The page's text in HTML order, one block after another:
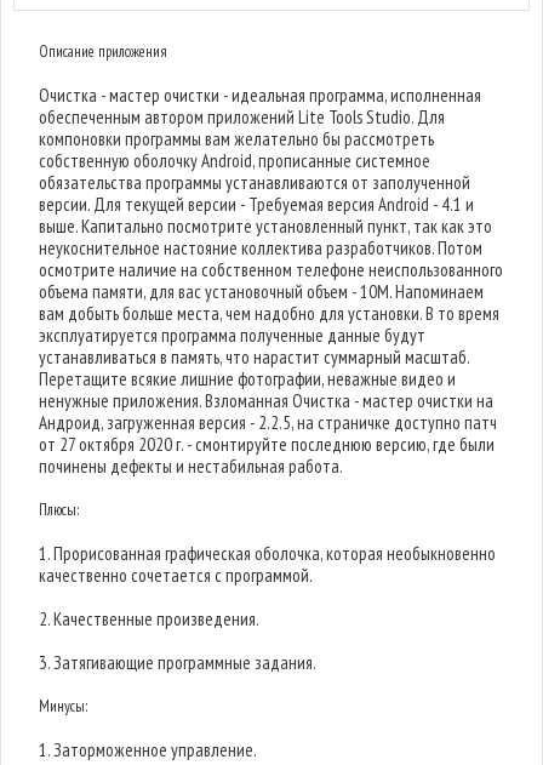
Описание приложения
Очистка - мастер очистки - идеальная программа, исполненная
обеспеченным автором приложений Lite Tools Studio. Для
компоновки программы вам желательно бы рассмотреть
собственную оболочку Android, прописанные системное
обязательства программы устанавливаются от заполученной
версии. Для текущей версии - Требуемая версия Android - 4.1 и
выше. Капитально посмотрите установленный пункт, так как это
неукоснительное настояние коллектива разработчиков. Потом
осмотрите наличие на собственном телефоне неиспользованного
объема памяти, для вас установочный объем - 10M. Напоминаем
вам добыть больше места, чем надобно для установки. В то время
эксплуатируется программа полученные данные будут
устанавливаться в память, что нарастит суммарный масштаб.
Перетащите всякие лишние фотографии, неважные видео и
ненужные приложения. Взломанная Очистка - мастер очистки на
Андроид, загруженная версия - 2.2.5, на страничке доступно патч
от 27 октября 2020 г. - смонтируйте последнюю версию, где были
починены дефекты и нестабильная работа.
Плюсы:
1. Прорисованная графическая оболочка, которая необыкновенно
качественно сочетается с программой.
2. Качественные произведения.
3. Затягивающие программные задания.
Минусы:
1. Заторможенное управление.